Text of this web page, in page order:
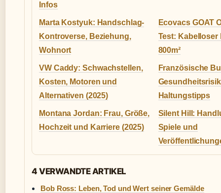
Infos
Marta Kostyuk: Handschlag-
Kontroverse, Beziehung,
Wohnort
Ecovacs GOAT
Test: Kabelloser
800m²
VW Caddy: Schwachstellen,
Kosten, Motoren und
Alternativen (2025)
Französische
Haltungstipps
Montana Jordan: Frau, Größe,
Hochzeit und Karriere (2025)
Silent Hill:
Spiele und
4 VERWANDTE ARTIKEL
Bob Ross: Leben, Tod und Wert seiner Gemälde